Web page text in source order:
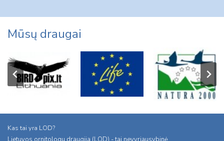
Mūsų draugai
Kas tai yra LOD?